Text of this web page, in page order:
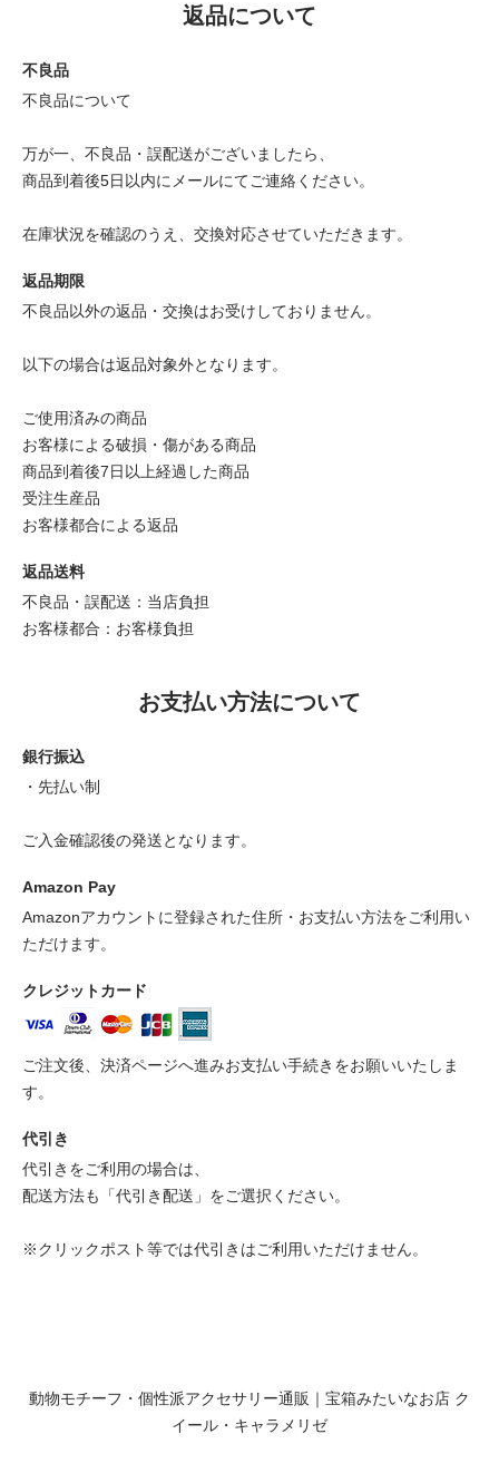
返品について
不良品
不良品について
万が一、不良品・誤配送がございましたら、
商品到着後5日以内にメールにてご連絡ください。
在庫状況を確認のうえ、交換対応させていただきます。
返品期限
不良品以外の返品・交換はお受けしておりません。
以下の場合は返品対象外となります。
ご使用済みの商品
お客様による破損・傷がある商品
商品到着後7日以上経過した商品
受注生産品
お客様都合による返品
返品送料
不良品・誤配送：当店負担
お客様都合：お客様負担
お支払い方法について
銀行振込
・先払い制
ご入金確認後の発送となります。
Amazon Pay
Amazonアカウントに登録された住所・お支払い方法をご利用い
ただけます。
クレジットカード
ご注文後、決済ページへ進みお支払い手続きをお願いいたしま
す。
代引き
代引きをご利用の場合は、
配送方法も「代引き配送」をご選択ください。
※クリックポスト等では代引きはご利用いただけません。
動物モチーフ・個性派アクセサリー通販｜宝箱みたいなお店 ク
イール・キャラメリゼ